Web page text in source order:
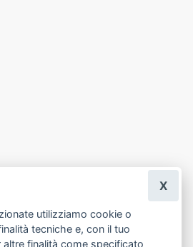
utilizziamo cookie o
tecniche e, con il tuo
finalità come specificato
X